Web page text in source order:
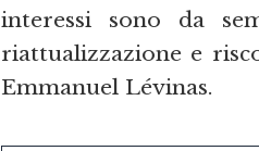
interessi sono da
riattualizzazione e
Emmanuel Lévinas.